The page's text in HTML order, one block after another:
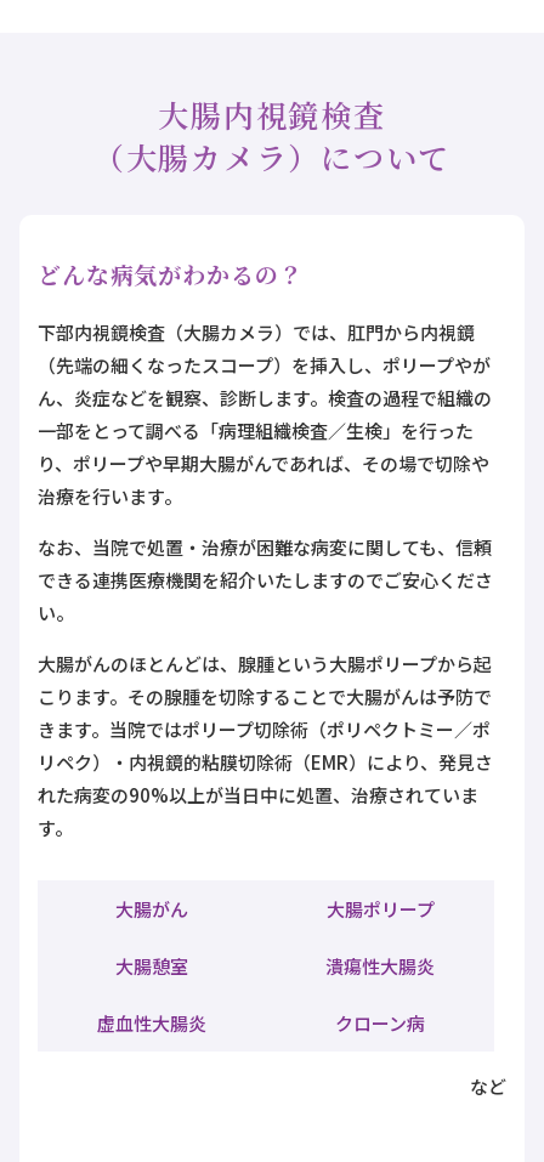
大腸内視鏡検査
（大腸カメラ）について
どんな病気がわかるの？
下部内視鏡検査（大腸カメラ）では、肛門から内視鏡
（先端の細くなったスコープ）を挿入し、ポリープやが
ん、炎症などを観察、診断します。検査の過程で組織の
一部をとって調べる「病理組織検査／生検」を行った
り、ポリープや早期大腸がんであれば、その場で切除や
治療を行います。
なお、当院で処置・治療が困難な病変に関しても、信頼
できる連携医療機関を紹介いたしますのでご安心くださ
い。
大腸がんのほとんどは、腺腫という大腸ポリープから起
こります。その腺腫を切除することで大腸がんは予防で
きます。当院ではポリープ切除術（ポリペクトミー／ポ
リペク）・内視鏡的粘膜切除術（EMR）により、発見さ
れた病変の90%以上が当日中に処置、治療されていま
す。
大腸がん 大腸ポリープ
大腸憩室 潰瘍性大腸炎
虚血性大腸炎 クローン病
など